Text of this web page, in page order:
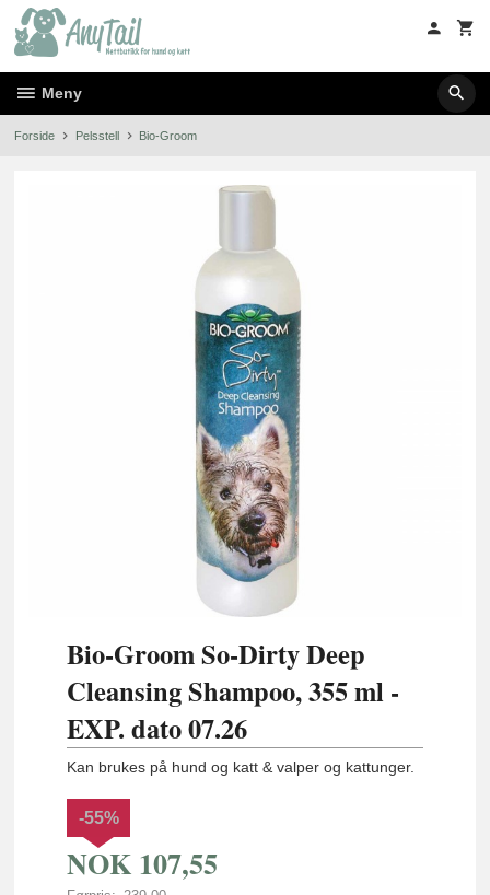
innholdet
Meny
Forside Pelsstell Bio-Groom
Bio-Groom So-Dirty Deep
Cleansing Shampoo, 355 ml -
EXP. dato 07.26
Kan brukes på hund og katt & valper og kattunger.
NOK 107,55
-55%